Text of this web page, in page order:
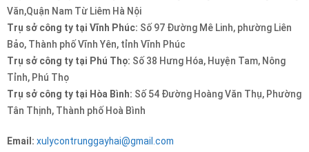
Văn,Quận Nam Từ Liêm Hà Nội
Trụ sở công ty tại Vĩnh Phúc: Số 97 Đường Mê Linh, phường Liên
Bảo, Thành phố Vĩnh Yên, tỉnh Vĩnh Phúc
Trụ sở công ty tại Phú Thọ: Số 38 Hưng Hóa, Huyện Tam, Nông
Tỉnh, Phú Thọ
Trụ sở công ty tại Hòa Bình: Số 54 Đường Hoàng Văn Thụ, Phường
Tân Thịnh, Thành phố Hoà Bình
Email: xulycontrunggayhai@gmail.com